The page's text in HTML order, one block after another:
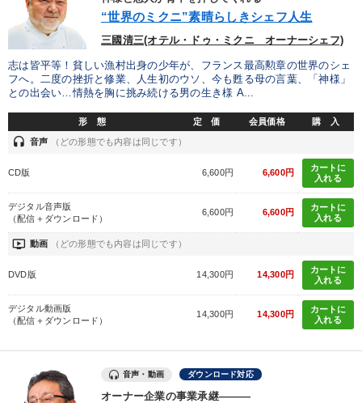
“世界のミクニ”素晴らしきシェフ人生
三國清三(オテル・ドゥ・ミクニ オーナーシェフ)
志は皆平等！貧しい漁村出身の少年が、フランス最高勲章の世界のシェ
フへ。二度の挫折と修業、人生初のウソ、今も甦る母の言葉、「神様」
との出会い…情熱を胸に挑み続ける男の生き様 A...
形 態 定 価 会員価格 購 入
headset 音声 （どの形態でも内容は同じです）
CD版 6,600円 6,600円
カートに
入れる
デジタル音声版
（配信＋ダウンロード）
6,600円 6,600円
カートに
入れる
ondemand_video 動画 （どの形態でも内容は同じです）
DVD版 14,300円 14,300円
カートに
入れる
デジタル動画版
（配信＋ダウンロード）
14,300円 14,300円
カートに
入れる
音声・動画 ダウンロード対応
オーナー企業の事業承継―――